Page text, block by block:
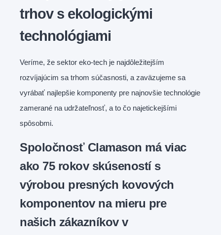
trhov s ekologickými
technológiami
Veríme, že sektor eko-tech je najdôležitejším
rozvíjajúcim sa trhom súčasnosti, a zaväzujeme sa
vyrábať najlepšie komponenty pre najnovšie technológie
zamerané na udržateľnosť, a to čo najetickejšími
spôsobmi.
Spoločnosť Clamason má viac
ako 75 rokov skúseností s
výrobou presných kovových
komponentov na mieru pre
našich zákazníkov v